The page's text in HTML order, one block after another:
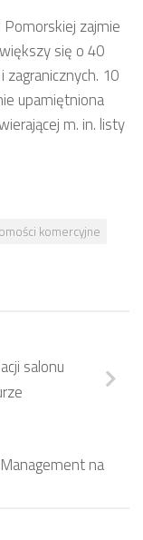
zajmie
się o 40
10
upamiętniona
m. in. listy
komercyjne
salonu
na